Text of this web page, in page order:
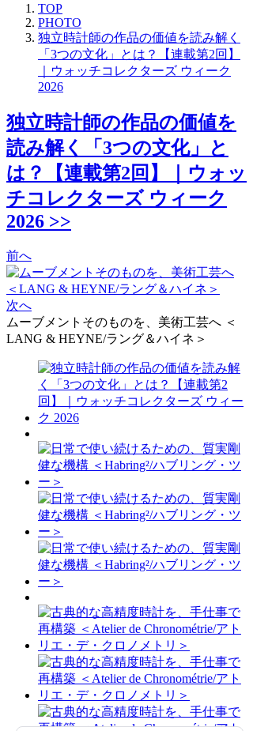
TOP
PHOTO
独立時計師の作品の価値を読み解く
「3つの文化」とは？【連載第2回】
｜ウォッチコレクターズ ウィーク
2026
独立時計師の作品の価値を
読み解く「3つの文化」と
は？【連載第2回】｜ウォッ
チコレクターズ ウィーク
2026 >>
前へ
次へ
ムーブメントそのものを、美術工芸へ ＜
LANG & HEYNE/ラング＆ハイネ＞